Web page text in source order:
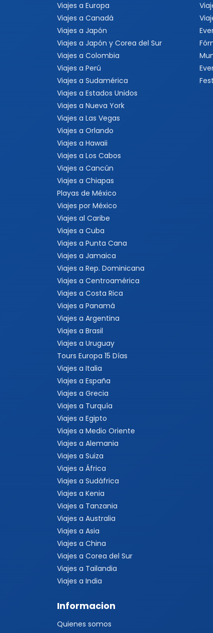
Viajes a Europa
Viajes a Canadá
Viajes a Japón
Viajes a Japón y Corea del Sur
Viajes a Colombia
Viajes a Perú
Viajes a Sudamérica
Viajes a Estados Unidos
Viajes a Nueva York
Viajes a Las Vegas
Viajes a Orlando
Viajes a Hawaii
Viajes a Los Cabos
Viajes a Cancún
Viajes a Chiapas
Playas de México
Viajes por México
Viajes al Caribe
Viajes a Cuba
Viajes a Punta Cana
Viajes a Jamaica
Viajes a Rep. Dominicana
Viajes a Centroamérica
Viajes a Costa Rica
Viajes a Panamá
Viajes a Argentina
Viajes a Brasil
Viajes a Uruguay
Tours Europa 15 Días
Viajes a Italia
Viajes a España
Viajes a Grecia
Viajes a Turquía
Viajes a Egipto
Viajes a Medio Oriente
Viajes a Alemania
Viajes a Suiza
Viajes a África
Viajes a Sudáfrica
Viajes a Kenia
Viajes a Tanzania
Viajes a Australia
Viajes a Asia
Viajes a China
Viajes a Corea del Sur
Viajes a Tailandia
Viajes a India
Informacion
Quienes somos